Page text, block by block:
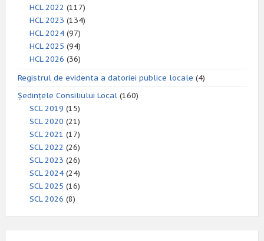
HCL 2022 (117)
HCL 2023 (134)
HCL 2024 (97)
HCL 2025 (94)
HCL 2026 (36)
Registrul de evidenta a datoriei publice locale (4)
Ședințele Consiliului Local (160)
SCL 2019 (15)
SCL 2020 (21)
SCL 2021 (17)
SCL 2022 (26)
SCL 2023 (26)
SCL 2024 (24)
SCL 2025 (16)
SCL 2026 (8)